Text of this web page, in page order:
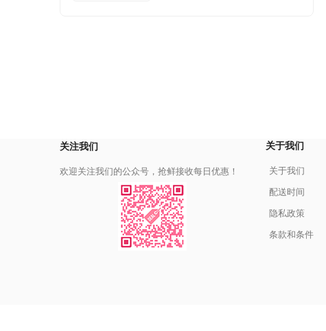
关注我们
欢迎关注我们的公众号，抢鲜接收每日优惠！
关于我们
关于我们
配送时间
隐私政策
条款和条件